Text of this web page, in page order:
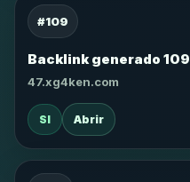
#109
Backlink generado 109
47.xg4ken.com
SI Abrir